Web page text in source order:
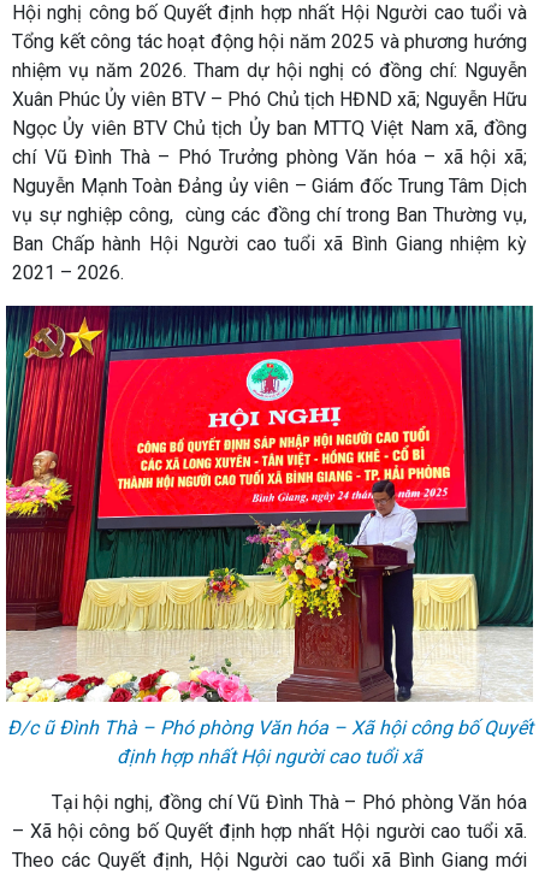
Hội nghị công bố Quyết định hợp nhất Hội Người cao tuổi và
Tổng kết công tác hoạt động hội năm 2025 và phương hướng
nhiệm vụ năm 2026. Tham dự hội nghị có đồng chí: Nguyễn
Xuân Phúc Ủy viên BTV – Phó Chủ tịch HĐND xã; Nguyễn Hữu
Ngọc Ủy viên BTV Chủ tịch Ủy ban MTTQ Việt Nam xã, đồng
chí Vũ Đình Thà – Phó Trưởng phòng Văn hóa – xã hội xã;
Nguyễn Mạnh Toàn Đảng ủy viên – Giám đốc Trung Tâm Dịch
vụ sự nghiệp công, cùng các đồng chí trong Ban Thường vụ,
Ban Chấp hành Hội Người cao tuổi xã Bình Giang nhiệm kỳ
2021 – 2026.
Đ/c ũ Đình Thà – Phó phòng Văn hóa – Xã hội công bố Quyết
định hợp nhất Hội người cao tuổi xã
Tại hội nghị, đồng chí Vũ Đình Thà – Phó phòng Văn hóa
– Xã hội công bố Quyết định hợp nhất Hội người cao tuổi xã.
Theo các Quyết định, Hội Người cao tuổi xã Bình Giang mới